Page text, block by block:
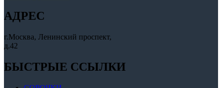
АДРЕС
г.Москва, Ленинский проспект,
д.42
БЫСТРЫЕ ССЫЛКИ